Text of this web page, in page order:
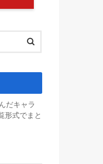
だキャラ
形式でまと